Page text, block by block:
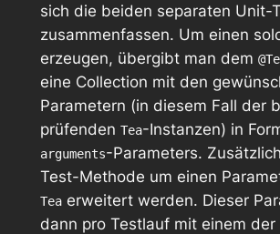
sich die beiden separaten Unit-
zusammenfassen. Um einen
erzeugen, übergibt man dem
eine Collection mit den
Parametern (in diesem Fall der
prüfenden Tea-Instanzen) in
arguments-Parameters.
Test-Methode um einen
Teaerweitert werden. Dieser
dann pro Testlauf mit einem der